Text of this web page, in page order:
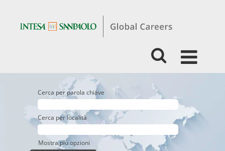
Cerca per parola chiave
Cerca per località
Mostra più opzioni